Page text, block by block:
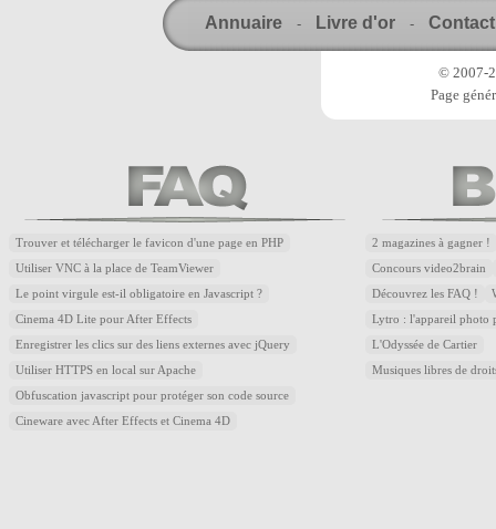
Annuaire - Livre d'or - Contact
© 2007-
Page
Trouver et télécharger le favicon d'une page en PHP
Utiliser VNC à la place de TeamViewer
Le point virgule est-il obligatoire en Javascript ?
Cinema 4D Lite pour After Effects
Enregistrer les clics sur des liens externes avec jQuery
Utiliser HTTPS en local sur Apache
Obfuscation javascript pour protéger son code source
Cineware avec After Effects et Cinema 4D
2 magazines à gagner !
Concours video2brain
Découvrez les FAQ !
Lytro : l'appareil photo
L'Odyssée de Cartier
Musiques libres de